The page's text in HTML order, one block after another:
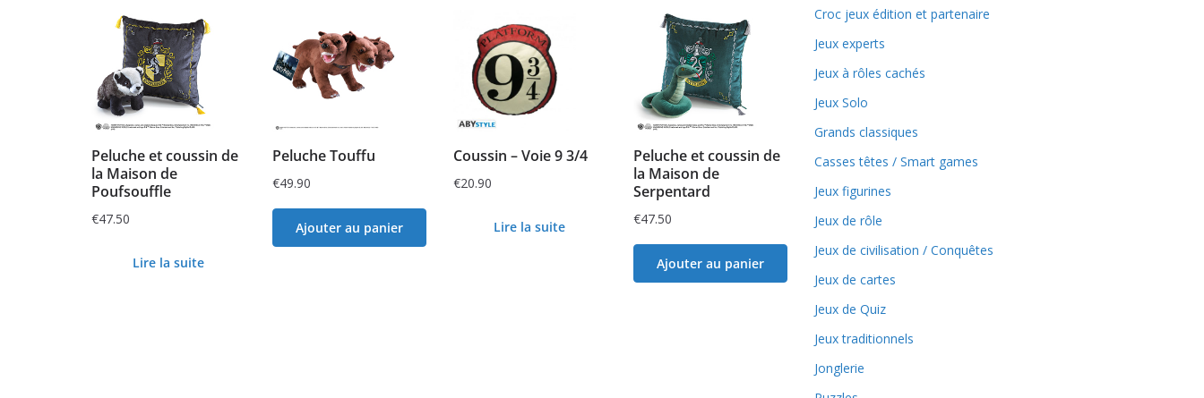
Peluche et coussin de
la Maison de
Poufsouffle
€47.50
Lire la suite
Peluche Touffu
€49.90
Ajouter au panier
Coussin – Voie 9 3/4
€20.90
Lire la suite
Peluche et coussin de
la Maison de
Serpentard
€47.50
Ajouter au panier
Croc jeux édition et partenaire
Jeux experts
Jeux à rôles cachés
Jeux Solo
Grands classiques
Casses têtes / Smart games
Jeux figurines
Jeux de rôle
Jeux de civilisation / Conquêtes
Jeux de cartes
Jeux de Quiz
Jeux traditionnels
Jonglerie